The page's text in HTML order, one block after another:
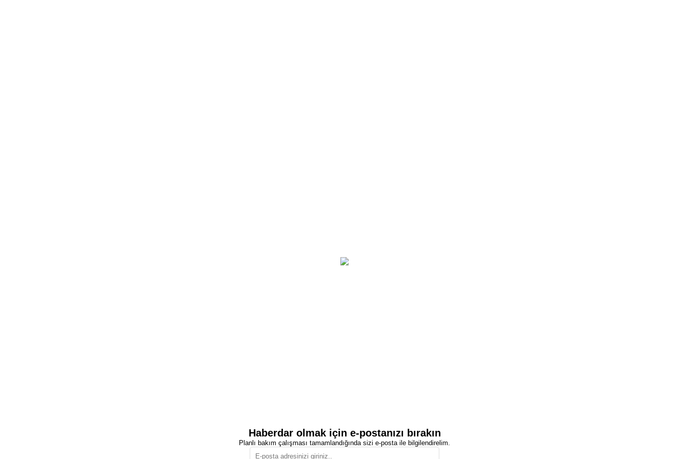
Haberdar olmak için e-postanızı bırakın
Planlı bakım çalışması tamamlandığında sizi e-posta ile bilgilendirelim.